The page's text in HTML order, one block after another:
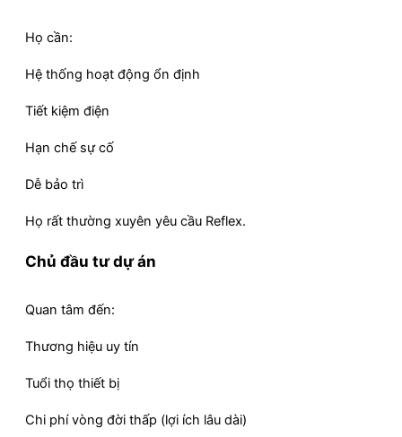
Họ cần:
Hệ thống hoạt động ổn định
Tiết kiệm điện
Hạn chế sự cố
Dễ bảo trì
Họ rất thường xuyên yêu cầu Reflex.
Chủ đầu tư dự án
Quan tâm đến:
Thương hiệu uy tín
Tuổi thọ thiết bị
Chi phí vòng đời thấp (lợi ích lâu dài)